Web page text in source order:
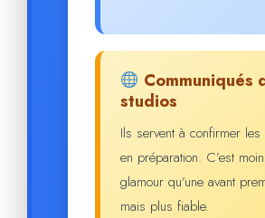
Communiqués
studios
Ils servent à confirmer les
en préparation. C’est
glamour qu’une avant
mais plus fiable.